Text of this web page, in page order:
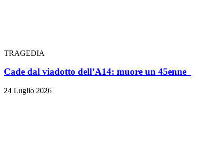
TRAGEDIA
Cade dal viadotto dell’A14: muore un 45enne
24 Luglio 2026